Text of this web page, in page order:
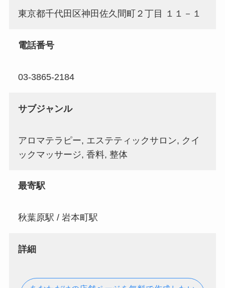
東京都千代田区神田佐久間町２丁目 １１－１
電話番号
03-3865-2184
サブジャンル
アロマテラピー, エステティックサロン, クイ
ックマッサージ, 香料, 整体
最寄駅
秋葉原駅 / 岩本町駅
詳細